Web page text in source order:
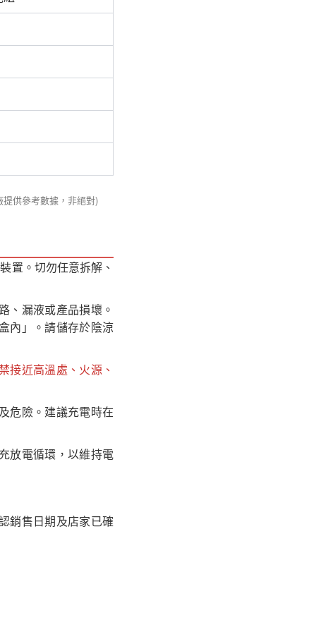
供參考數據，非絕對)
置。切勿任意拆解、
、漏液或產品損壞。
內」。請儲存於陰涼
接近高溫處、火源、
危險。建議充電時在
放電循環，以維持電
銷售日期及店家已確